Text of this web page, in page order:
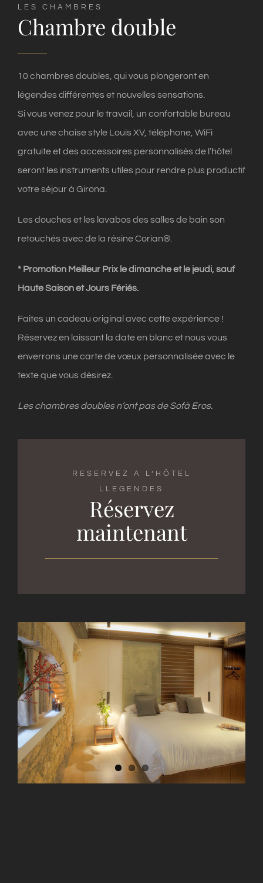
LES CHAMBRES
Chambre double
10 chambres doubles, qui vous plongeront en
légendes différentes et nouvelles sensations.
Si vous venez pour le travail, un confortable bureau
avec une chaise style Louis XV, téléphone, WiFi
gratuite et des accessoires personnalisés de l’hôtel
seront les instruments utiles pour rendre plus productif
votre séjour à Girona.
Les douches et les lavabos des salles de bain son
retouchés avec de la résine Corian®.
* Promotion Meilleur Prix le dimanche et le jeudi, sauf
Haute Saison et Jours Fériés.
Faites un cadeau original avec cette expérience !
Réservez en laissant la date en blanc et nous vous
enverrons une carte de vœux personnalisée avec le
texte que vous désirez.
Les chambres doubles n’ont pas de Sofà Eros.
RESERVEZ A L’HÔTEL
LLEGENDES
Réservez
maintenant